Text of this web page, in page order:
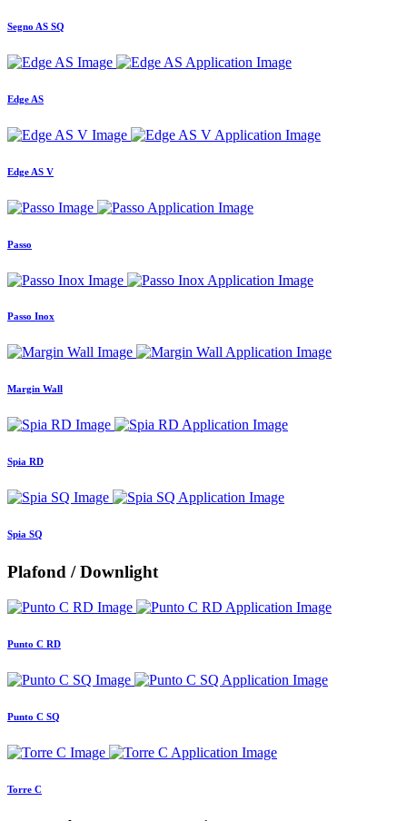
Segno AS SQ
Edge AS
Edge AS V
Passo
Passo Inox
Margin Wall
Spia RD
Spia SQ
Plafond / Downlight
Punto C RD
Punto C SQ
Torre C